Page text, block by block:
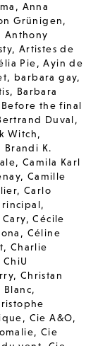
, Anna
Grünigen,
Anthony
, Artistes de
Pie,Ayin de
, barbara gay,
, Barbara
Before the final
Duval,
Witch,
Brandi K.
,Camila Karl
, Camille
,Carlo
,
,Cécile
, Céline
, Charlie
ChiU
, Christan
Blanc,
, Cie A&O,
, Cie